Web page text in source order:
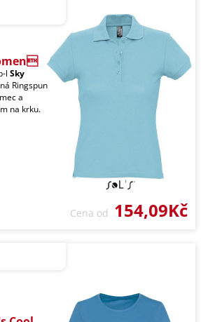
l Sky
Ringspun
a
na krku.
Cena od 154,09Kč